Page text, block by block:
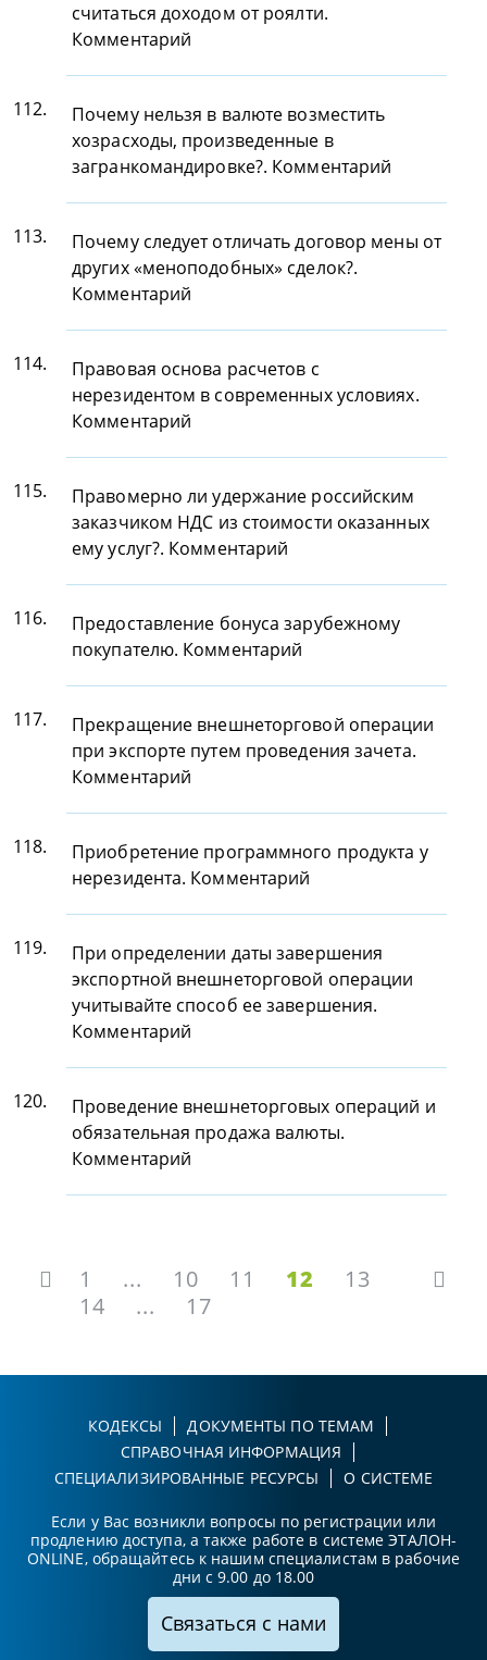
считаться доходом от роялти.
Комментарий
112.
Почему нельзя в валюте возместить
хозрасходы, произведенные в
загранкомандировке?. Комментарий
113.
Почему следует отличать договор мены от
других «меноподобных» сделок?.
Комментарий
114.
Правовая основа расчетов с
нерезидентом в современных условиях.
Комментарий
115.
Правомерно ли удержание российским
заказчиком НДС из стоимости оказанных
ему услуг?. Комментарий
116.
Предоставление бонуса зарубежному
покупателю. Комментарий
117.
Прекращение внешнеторговой операции
при экспорте путем проведения зачета.
Комментарий
118.
Приобретение программного продукта у
нерезидента. Комментарий
119.
При определении даты завершения
экспортной внешнеторговой операции
учитывайте способ ее завершения.
Комментарий
120.
Проведение внешнеторговых операций и
обязательная продажа валюты.
Комментарий
1 ... 10 11 12
13
14
... 17
КОДЕКСЫ
ДОКУМЕНТЫ ПО ТЕМАМ
СПРАВОЧНАЯ ИНФОРМАЦИЯ
СПЕЦИАЛИЗИРОВАННЫЕ РЕСУРСЫ
О СИСТЕМЕ
Если у Вас возникли вопросы по регистрации или
продлению доступа, а также работе в системе ЭТАЛОН-
ONLINE, обращайтесь к нашим специалистам в рабочие
дни с 9.00 до 18.00
Связаться с нами